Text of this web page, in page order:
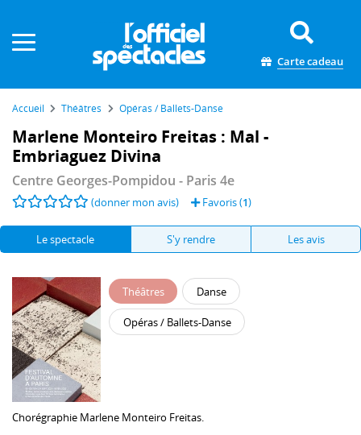
Carte cadeau
Accueil Théâtres Opéras / Ballets-Danse
Marlene Monteiro Freitas : Mal -
Embriaguez Divina
Centre Georges-Pompidou - Paris 4e
(donner mon avis) Favoris (1)
Le spectacle S'y rendre Les avis
Théâtres Danse
Opéras / Ballets-Danse
Chorégraphie Marlene Monteiro Freitas.